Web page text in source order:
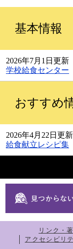
基本情報
2026年7月1日更新
学校給食センター
おすすめ
2026年4月22日更新
給食献立レシピ集
リンク・
アクセシビリ